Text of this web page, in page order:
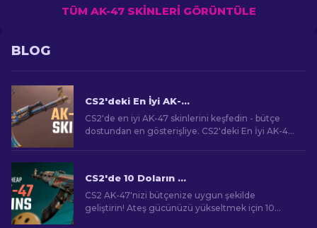
TÜM AK-47 SKINLERI GÖRÜNTÜLE
BLOG
CS2'deki En İyi AK-47 Skinleri: Ucuza Pahalıya
CS2'de en iyi AK-47 skinlerini keşfedin - bütçe
dostundan en gösterişliye. CS2'deki En İyi AK-47
CS2'de 10 Doların Altında En İyi Ucuz AK-47 Skinleri
CS2 AK-47'nizi bütçenize uygun şekilde
geliştirin! Ateş gücünüzü yükseltmek için 10